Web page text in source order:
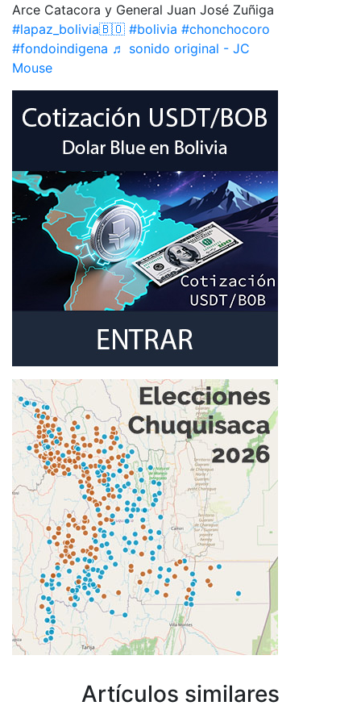
Arce Catacora y General Juan José Zuñiga
#lapaz_bolivia🇧🇴 #bolivia #chonchocoro
#fondoindigena ♬ sonido original - JC
Mouse
Artículos similares